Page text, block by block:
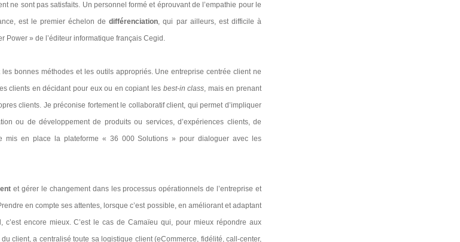
ne sont pas satisfaits. Un personnel formé et éprouvant de l’empathie pour le
est le premier échelon dedifférenciation, qui par ailleurs, est difficile à
Power » de l’éditeur informatique français Cegid.
les bonnes méthodes et les outils appropriés. Une entreprise centrée client ne
clients en décidant pour eux ou en copiant les best-in class, mais en prenant
clients. Je préconise fortement le collaboratif client, qui permet d’impliquer
ou de développement de produits ou services, d’expériences clients, de
mis en place la plateforme « 36 000 Solutions » pour dialoguer avec les
et gérer le changement dans les processus opérationnels de l’entreprise et
en compte ses attentes, lorsque c’est possible, en améliorant et adaptant
encore mieux. C’est le cas de Camaïeu qui, pour mieux répondre aux
client, a centralisé toute sa logistique client (eCommerce, fidélité, call-center,